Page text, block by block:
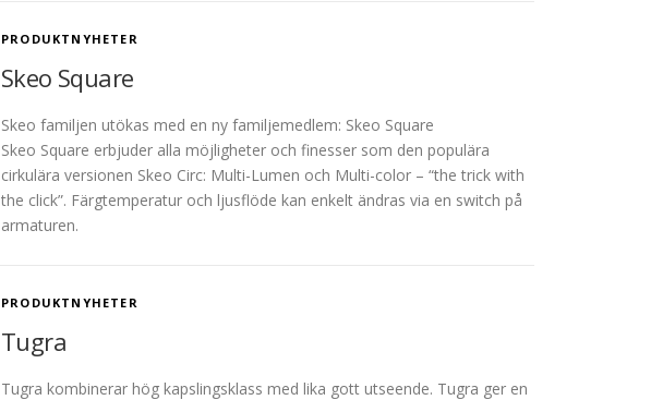
PRODUKTNYHETER
Skeo Square
Skeo familjen utökas med en ny familjemedlem: Skeo Square
Skeo Square erbjuder alla möjligheter och finesser som den populära
cirkulära versionen Skeo Circ: Multi-Lumen och Multi-color – “the trick with
the click”. Färgtemperatur och ljusflöde kan enkelt ändras via en switch på
armaturen.
PRODUKTNYHETER
Tugra
Tugra kombinerar hög kapslingsklass med lika gott utseende. Tugra ger en